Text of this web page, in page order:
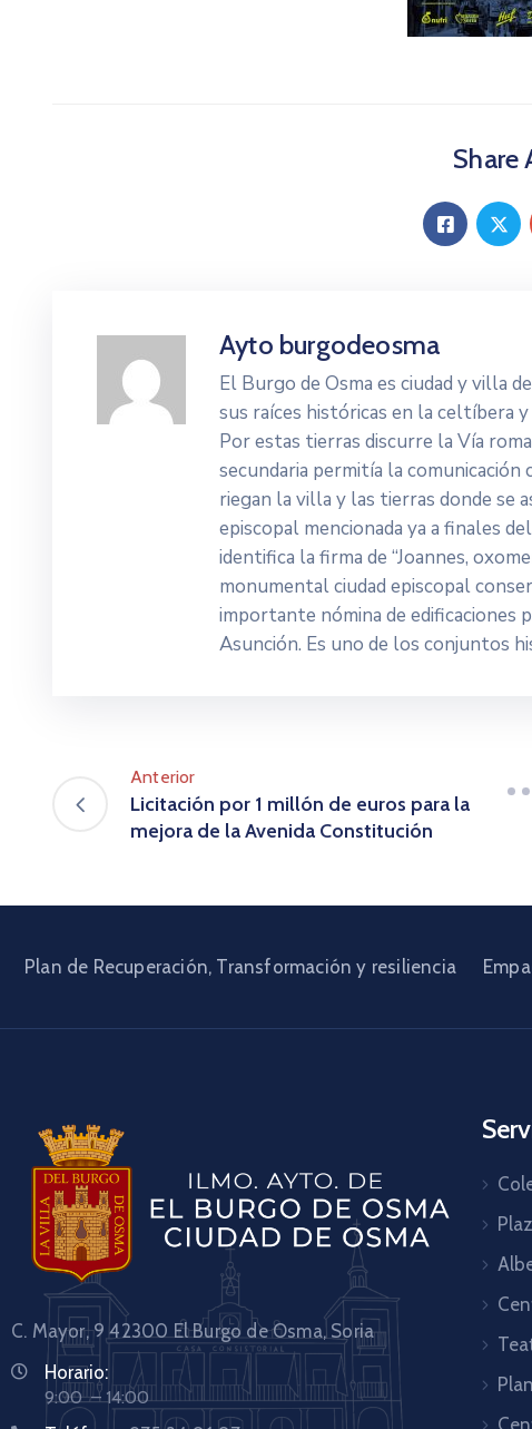
Share
Ayto burgodeosma
El Burgo de Osma es ciudad y villa
sus raíces históricas en la celtíbera y
Por estas tierras discurre la Vía
secundaria permitía la comunicación
riegan la villa y las tierras donde se
episcopal mencionada ya a finales
identifica la firma de “Joannes,
monumental ciudad episcopal
importante nómina de edificaciones
Asunción. Es uno de los conjuntos
Anterior
Licitación por 1 millón de euros para la
mejora de la Avenida Constitución
Plan de Recuperación, Transformación y resiliencia
C. Mayor, 9 42300 El Burgo de Osma, Soria
Horario:
9:00 – 14:00